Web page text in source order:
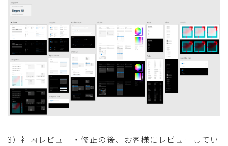
3）社内レビュー・修正の後、お客様にレビューしてい